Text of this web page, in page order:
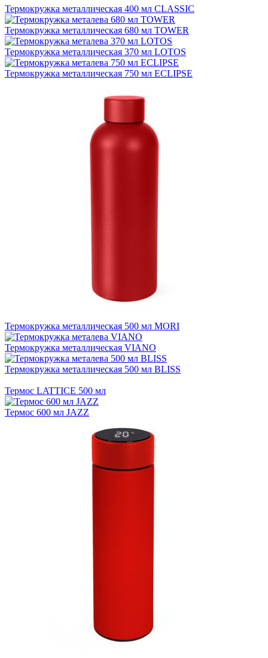
Термокружка металлическая 400 мл CLASSIC
Термокружка металлическая 680 мл TOWER
Термокружка металлическая 370 мл LOTOS
Термокружка металлическая 750 мл ECLIPSE
Термокружка металлическая 500 мл MORI
Термокружка металлическая VIANO
Термокружка металлическая 500 мл BLISS
Термос LATTICE 500 мл
Термос 600 мл JAZZ